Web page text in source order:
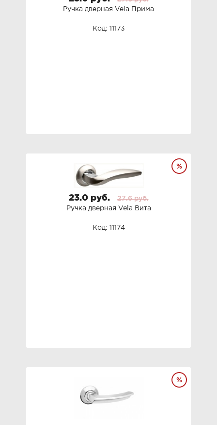
Ручка дверная Vela Прима
Код: 11173
23.0 руб.
27.6 руб.
Ручка дверная Vela Вита
Код: 11174